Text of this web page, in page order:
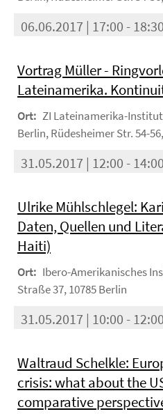
06.06.2017 | 17:00 - 18:30
Vortrag Müller -
Lateinamerika.
Ort: ZI Lateinamerika-
Berlin, Rüdesheimer Str. 54-
31.05.2017 | 12:00 - 14:00
Ulrike Mühlschlegel:
Daten, Quellen und
Haiti)
Ort: Ibero-Amerikanisches
Straße 37, 10785 Berlin
31.05.2017 | 10:00 - 12:00
Waltraud Schelkle:
crisis: what about the
comparative